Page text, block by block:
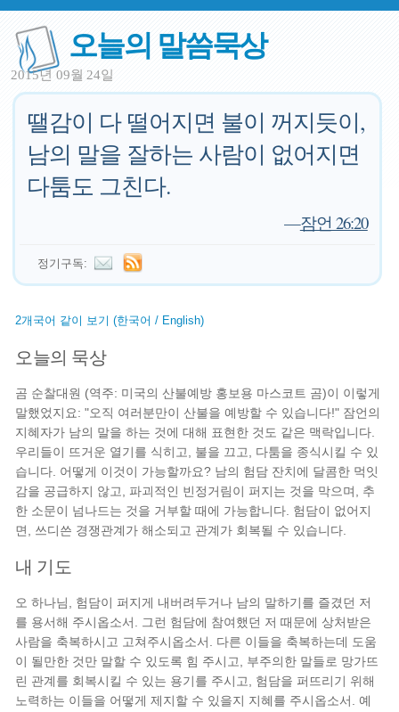
오늘의 말씀묵상
2015년 09월 24일
땔감이 다 떨어지면 불이 꺼지듯이,
남의 말을 잘하는 사람이 없어지면
다툼도 그친다.
—잠언 26:20
정기구독:
2개국어 같이 보기 (한국어 / English)
오늘의 묵상
곰 순찰대원 (역주: 미국의 산불예방 홍보용 마스코트 곰)이 이렇게
말했었지요: "오직 여러분만이 산불을 예방할 수 있습니다!" 잠언의
지혜자가 남의 말을 하는 것에 대해 표현한 것도 같은 맥락입니다.
우리들이 뜨거운 열기를 식히고, 불을 끄고, 다툼을 종식시킬 수 있
습니다. 어떻게 이것이 가능할까요? 남의 험담 잔치에 달콤한 먹잇
감을 공급하지 않고, 파괴적인 빈정거림이 퍼지는 것을 막으며, 추
한 소문이 넘나드는 것을 거부할 때에 가능합니다. 험담이 없어지
면, 쓰디쓴 경쟁관계가 해소되고 관계가 회복될 수 있습니다.
내 기도
오 하나님, 험담이 퍼지게 내버려두거나 남의 말하기를 즐겼던 저
를 용서해 주시옵소서. 그런 험담에 참여했던 저 때문에 상처받은
사람을 축복하시고 고쳐주시옵소서. 다른 이들을 축복하는데 도움
이 될만한 것만 말할 수 있도록 힘 주시고, 부주의한 말들로 망가뜨
린 관계를 회복시킬 수 있는 용기를 주시고, 험담을 퍼뜨리기 위해
노력하는 이들을 어떻게 제지할 수 있을지 지혜를 주시옵소서. 예